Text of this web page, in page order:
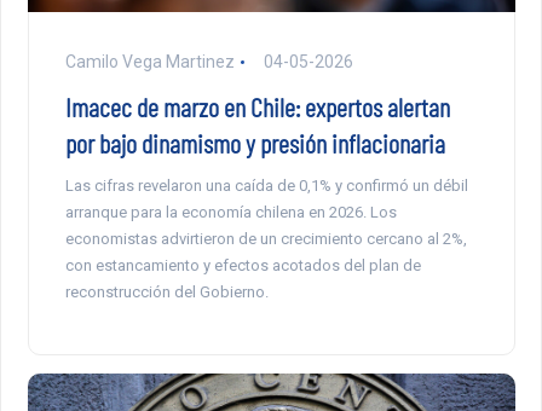
Camilo Vega Martinez 04-05-2026
Imacec de marzo en Chile: expertos alertan
por bajo dinamismo y presión inflacionaria
Las cifras revelaron una caída de 0,1% y confirmó un débil
arranque para la economía chilena en 2026. Los
economistas advirtieron de un crecimiento cercano al 2%,
con estancamiento y efectos acotados del plan de
reconstrucción del Gobierno.